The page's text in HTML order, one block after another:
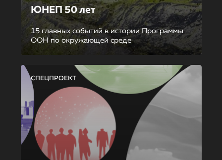
ЮНЕП 50 лет
15 главных событий в истории Программы
ООН по окружающей среде
СПЕЦПРОЕКТ